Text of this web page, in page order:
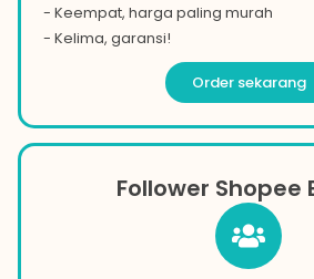
- Keempat, harga paling murah
- Kelima, garansi!
Order sekarang
Follower Shopee